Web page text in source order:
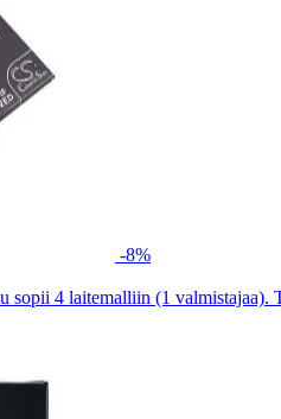
-8%
sopii 4 laitemalliin (1 valmistajaa).